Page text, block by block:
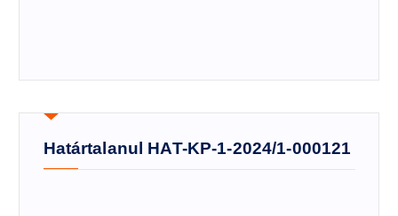
Határtalanul HAT-KP-1-2024/1-000121